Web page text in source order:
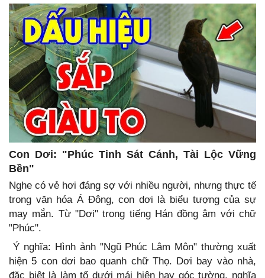
Con Dơi: "Phúc Tinh Sát Cánh, Tài Lộc Vững
Bền"
Nghe có vẻ hơi đáng sợ với nhiều người, nhưng thực tế
trong văn hóa Á Đông, con dơi là biểu tượng của sự
may mắn. Từ "Dơi" trong tiếng Hán đồng âm với chữ
"Phúc".
Ý nghĩa: Hình ảnh "Ngũ Phúc Lâm Môn" thường xuất
hiện 5 con dơi bao quanh chữ Thọ. Dơi bay vào nhà,
đặc biệt là làm tổ dưới mái hiên hay góc tường, nghĩa